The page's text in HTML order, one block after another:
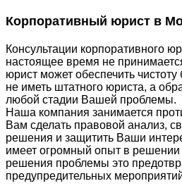
Корпоративный юрист в
Консультации корпоративного
настоящее время не
юрист может обеспечить
не иметь штатного юриста, а
любой стадии Вашей проблемы.
Наша компания занимается
Вам сделать правовой анализ,
решения и защитить Ваши
имеет огромный опыт в
решения проблемы это
предупредительных